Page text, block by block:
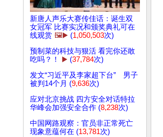
新唐人声乐大赛传佳话：诞生双
女冠军 比赛实况和颁奖典礼可在
线观赏 🖼️▶️ (1,050,503次)
预制菜的科技与狠活 看完你还敢
吃吗？！
▶️ (37,784次)
发文“习近平及李家超下台” 男子
被判14个月 (9,636次)
应对北京挑战 四方安全对话特拉
华峰会加强安全合作 (8,238次)
中国网路观察：官员非正常死亡
现象意蕴何在 (13,781次)